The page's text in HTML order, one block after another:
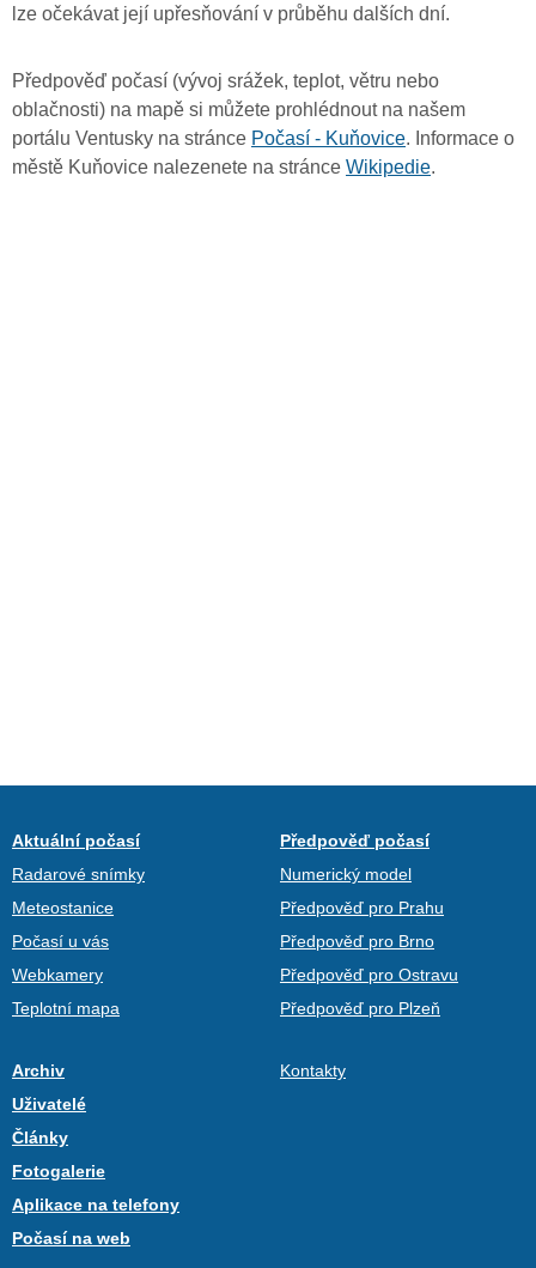
lze očekávat její upřesňování v průběhu dalších dní.
Předpověď počasí (vývoj srážek, teplot, větru nebo
oblačnosti) na mapě si můžete prohlédnout na našem
portálu Ventusky na stránce Počasí - Kuňovice. Informace o
městě Kuňovice nalezenete na stránce Wikipedie.
Aktuální počasí
Radarové snímky
Meteostanice
Počasí u vás
Webkamery
Teplotní mapa
Předpověď počasí
Numerický model
Předpověď pro Prahu
Předpověď pro Brno
Předpověď pro Ostravu
Předpověď pro Plzeň
Archiv
Uživatelé
Články
Fotogalerie
Aplikace na telefony
Počasí na web
Kontakty